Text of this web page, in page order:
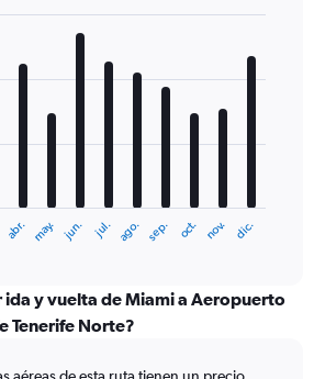
abr. may. jun. jul. ago. sep. oct. nov. dic.
ida y vuelta de Miami a Aeropuerto
Tenerife Norte?